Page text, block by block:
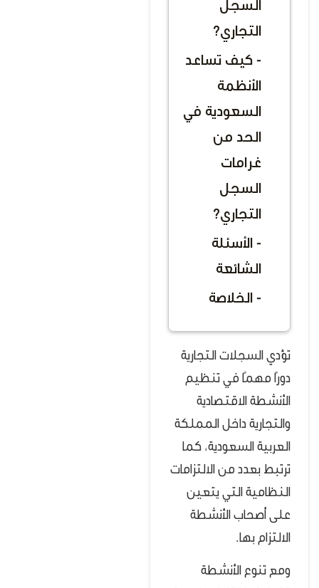
السجل
التجاري؟
- كيف تساعد
الأنظمة
السعودية في
الحد من
غرامات
السجل
التجاري؟
- الأسئلة
الشائعة
- الخلاصة
تؤدي السجلات التجارية
دورًا مهمًا في تنظيم
الأنشطة الاقتصادية
والتجارية داخل المملكة
العربية السعودية، كما
ترتبط بعدد من الالتزامات
النظامية التي يتعين
على أصحاب الأنشطة
الالتزام بها.
ومع تنوع الأنشطة